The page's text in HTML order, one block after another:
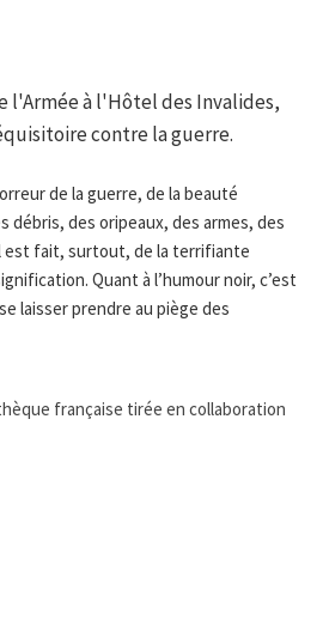
l'Armée à l'Hôtel des Invalides,
contre la guerre.
de la guerre, de la beauté
des oripeaux, des armes, des
est fait, surtout, de la terrifiante
Quant à l’humour noir, c’est
laisser prendre au piège des
française tirée en collaboration